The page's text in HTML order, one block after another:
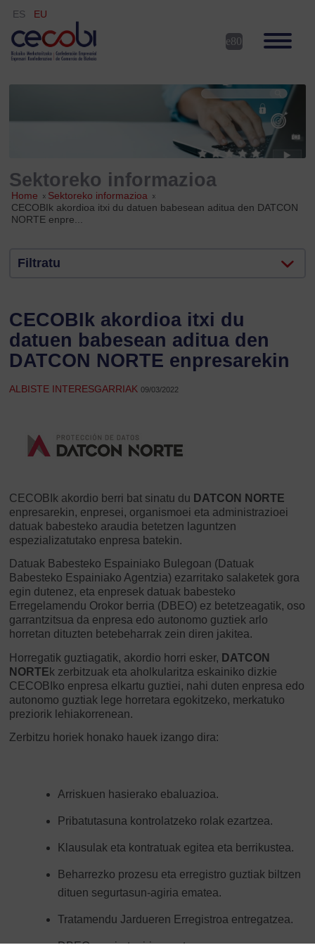
ES EU
Sektoreko informazioa
Home » Sektoreko informazioa »
CECOBIk akordioa itxi du datuen babesean aditua den DATCON
NORTE enpre...
Filtratu
CECOBIk akordioa itxi du
datuen babesean aditua den
DATCON NORTE enpresarekin
ALBISTE INTERESGARRIAK09/03/2022
CECOBIk akordio berri bat sinatu du DATCON NORTE
enpresarekin, enpresei, organismoei eta administrazioei
datuak babesteko araudia betetzen laguntzen
espezializatutako enpresa batekin.
Datuak Babesteko Espainiako Bulegoan (Datuak
Babesteko Espainiako Agentzia) ezarritako salaketek gora
egin dutenez, eta enpresek datuak babesteko
Erregelamendu Orokor berria (DBEO) ez betetzeagatik, oso
garrantzitsua da enpresa edo autonomo guztiek arlo
horretan dituzten betebeharrak zein diren jakitea.
Horregatik guztiagatik, akordio horri esker, DATCON
NORTEk zerbitzuak eta aholkularitza eskainiko dizkie
CECOBIko enpresa elkartu guztiei, nahi duten enpresa edo
autonomo guztiak lege horretara egokitzeko, merkatuko
preziorik lehiakorrenean.
Zerbitzu horiek honako hauek izango dira:
Arriskuen hasierako ebaluazioa.
Pribatutasuna kontrolatzeko rolak ezartzea.
Klausulak eta kontratuak egitea eta berrikustea.
Beharrezko prozesu eta erregistro guztiak biltzen
dituen segurtasun-agiria ematea.
Tratamendu Jardueren Erregistroa entregatzea.